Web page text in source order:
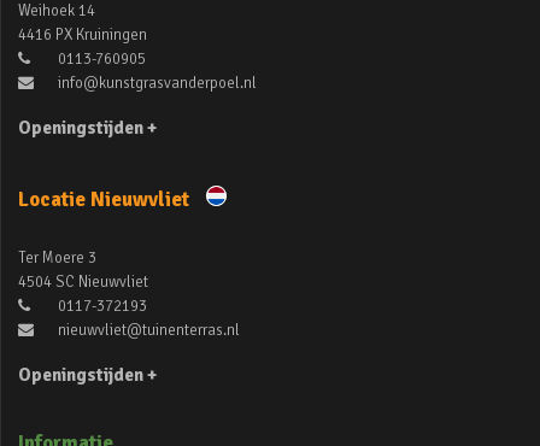
Weihoek 14
4416 PX Kruiningen
0113-760905
info@kunstgrasvanderpoel.nl
Openingstijden +
Locatie Nieuwvliet
Ter Moere 3
4504 SC Nieuwvliet
0117-372193
nieuwvliet@tuinenterras.nl
Openingstijden +